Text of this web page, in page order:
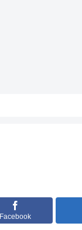
Facebook